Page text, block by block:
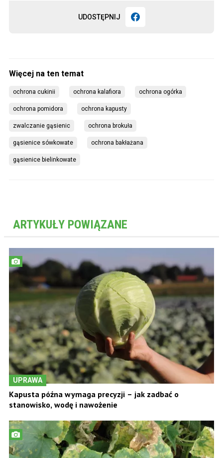
UDOSTĘPNIJ
ochrona cukinii ochrona kalafiora ochrona ogórka
ochrona pomidora ochrona kapusty
zwalczanie gąsienic ochrona brokuła
gąsienice sówkowate ochrona bakłażana
gąsienice bielinkowate
ARTYKUŁY POWIĄZANE
UPRAWA
Kapusta późna wymaga precyzji – jak zadbać o
stanowisko, wodę i nawożenie